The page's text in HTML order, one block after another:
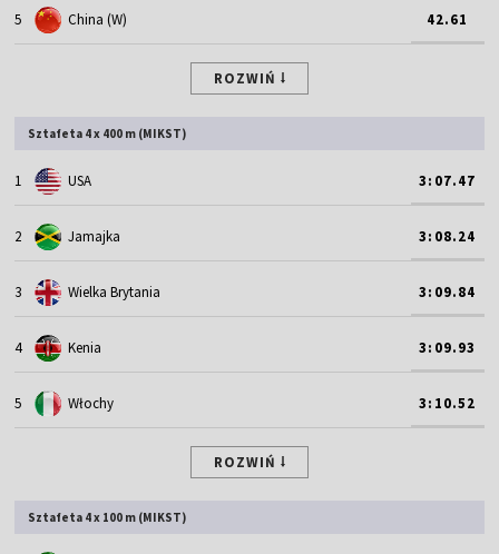
5 China (W) 42.61
ROZWIŃ
Sztafeta 4 x 400 m (MIKST)
1 USA 3:07.47
2 Jamajka 3:08.24
3 Wielka Brytania 3:09.84
4 Kenia 3:09.93
5 Włochy 3:10.52
ROZWIŃ
Sztafeta 4 x 100 m (MIKST)